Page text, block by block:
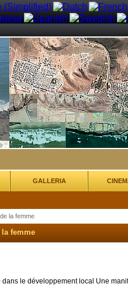
GALLERIA
la femme
femme
le développement local Une